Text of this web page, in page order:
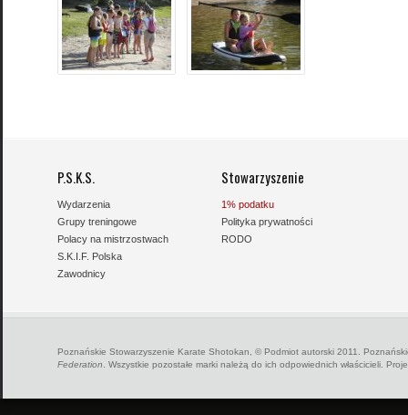
P.S.K.S.
Wydarzenia
Grupy treningowe
Polacy na mistrzostwach
S.K.I.F. Polska
Zawodnicy
Stowarzyszenie
1% podatku
Polityka prywatności
RODO
Poznańskie Stowarzyszenie Karate Shotokan, © Podmiot autorski 2011.
Federation . Wszystkie pozostałe marki należą do ich odpowiednich właścicieli.